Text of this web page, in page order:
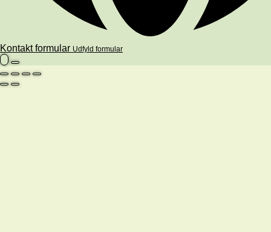
Kontakt formular Udfyld formular